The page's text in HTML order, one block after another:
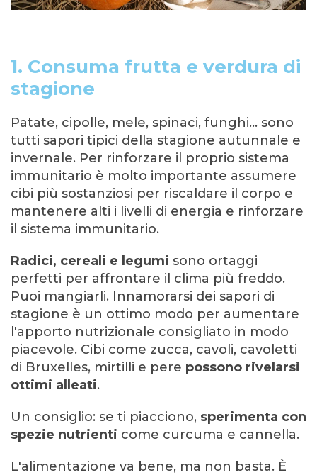
1. Consuma frutta e verdura di
stagione
Patate, cipolle, mele, spinaci, funghi... sono
tutti sapori tipici della stagione autunnale e
invernale. Per rinforzare il proprio sistema
immunitario è molto importante assumere
cibi più sostanziosi per riscaldare il corpo e
mantenere alti i livelli di energia e rinforzare
il sistema immunitario.
Radici, cereali e legumi sono ortaggi
perfetti per affrontare il clima più freddo.
Puoi mangiarli. Innamorarsi dei sapori di
stagione è un ottimo modo per aumentare
l'apporto nutrizionale consigliato in modo
piacevole. Cibi come zucca, cavoli, cavoletti
di Bruxelles, mirtilli e pere possono rivelarsi
ottimi alleati.
Un consiglio: se ti piacciono, sperimenta con
spezie nutrienti come curcuma e cannella.
L'alimentazione va bene, ma non basta. È